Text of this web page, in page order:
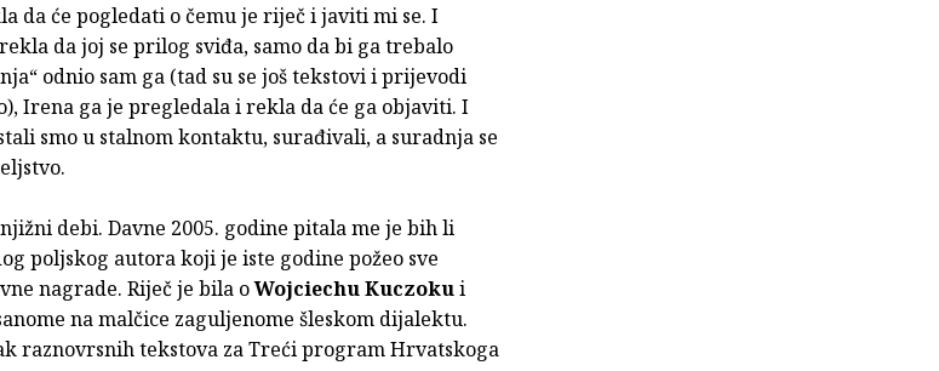
da će pogledati o čemu je riječ i javiti mi se. I
da joj se prilog sviđa, samo da bi ga trebalo
odnio sam ga (tad su se još tekstovi i prijevodi
Irena ga je pregledala i rekla da će ga objaviti. I
smo u stalnom kontaktu, surađivali, a suradnja se
debi. Davne 2005. godine pitala me je bih li
poljskog autora koji je iste godine požeo sve
nagrade. Riječ je bila oWojciechu Kuczokui
na malčice zaguljenome šleskom dijalektu.
raznovrsnih tekstova za Treći program Hrvatskoga